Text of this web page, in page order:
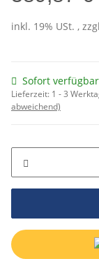
inkl. 19% USt. ,
Sofort verfügbar
Lieferzeit: 1 - 3
abweichend)